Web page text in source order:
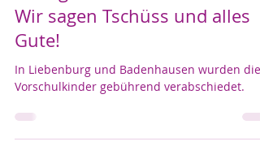
linaklages
Abflug ins Abenteuer Schule –
Wir sagen Tschüss und alles
Gute!